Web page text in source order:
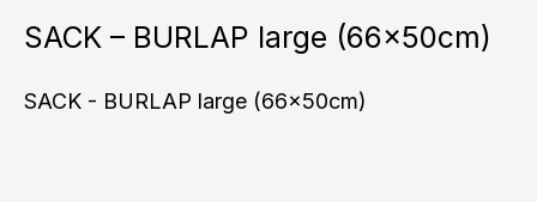
fav
SACK – BURLAP large (66x50cm)
SACK - BURLAP large (66x50cm)